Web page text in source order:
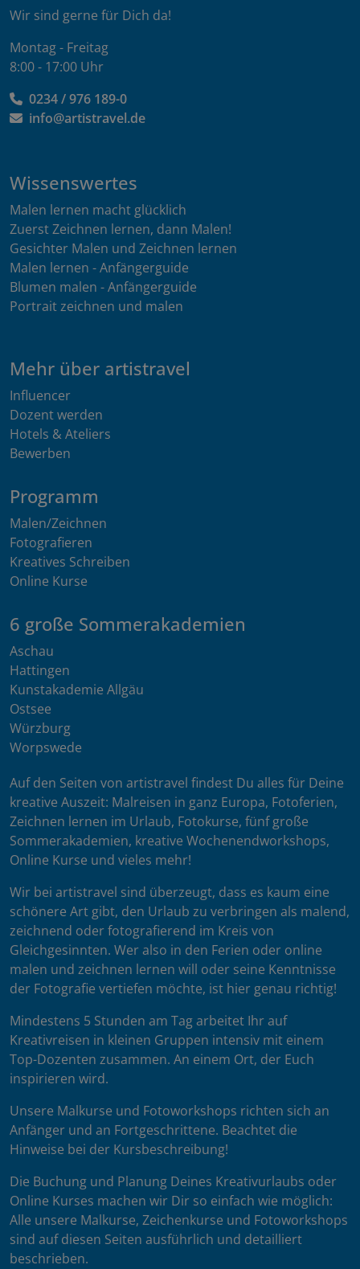
Wir sind gerne für Dich da!
Montag - Freitag
8:00 - 17:00 Uhr
0234 / 976 189-0
info@artistravel.de
Wissenswertes
Malen lernen macht glücklich
Zuerst Zeichnen lernen, dann Malen!
Gesichter Malen und Zeichnen lernen
Malen lernen - Anfängerguide
Blumen malen - Anfängerguide
Portrait zeichnen und malen
Mehr über artistravel
Influencer
Dozent werden
Hotels & Ateliers
Bewerben
Programm
Malen/Zeichnen
Fotografieren
Kreatives Schreiben
Online Kurse
6 große Sommerakademien
Aschau
Hattingen
Kunstakademie Allgäu
Ostsee
Würzburg
Worpswede
Auf den Seiten von artistravel findest Du alles für Deine
kreative Auszeit: Malreisen in ganz Europa, Fotoferien,
Zeichnen lernen im Urlaub, Fotokurse, fünf große
Sommerakademien, kreative Wochenendworkshops,
Online Kurse und vieles mehr!
Wir bei artistravel sind überzeugt, dass es kaum eine
schönere Art gibt, den Urlaub zu verbringen als malend,
zeichnend oder fotografierend im Kreis von
Gleichgesinnten. Wer also in den Ferien oder online
malen und zeichnen lernen will oder seine Kenntnisse
der Fotografie vertiefen möchte, ist hier genau richtig!
Mindestens 5 Stunden am Tag arbeitet Ihr auf
Kreativreisen in kleinen Gruppen intensiv mit einem
Top-Dozenten zusammen. An einem Ort, der Euch
inspirieren wird.
Unsere Malkurse und Fotoworkshops richten sich an
Anfänger und an Fortgeschrittene. Beachtet die
Hinweise bei der Kursbeschreibung!
Die Buchung und Planung Deines Kreativurlaubs oder
Online Kurses machen wir Dir so einfach wie möglich:
Alle unsere Malkurse, Zeichenkurse und Fotoworkshops
sind auf diesen Seiten ausführlich und detailliert
beschrieben.